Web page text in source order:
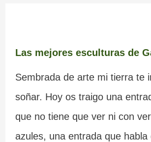
Las mejores esculturas de
Sembrada de arte mi tierra te
soñar. Hoy os traigo una
que no tiene que ver ni con
azules, una entrada que habla